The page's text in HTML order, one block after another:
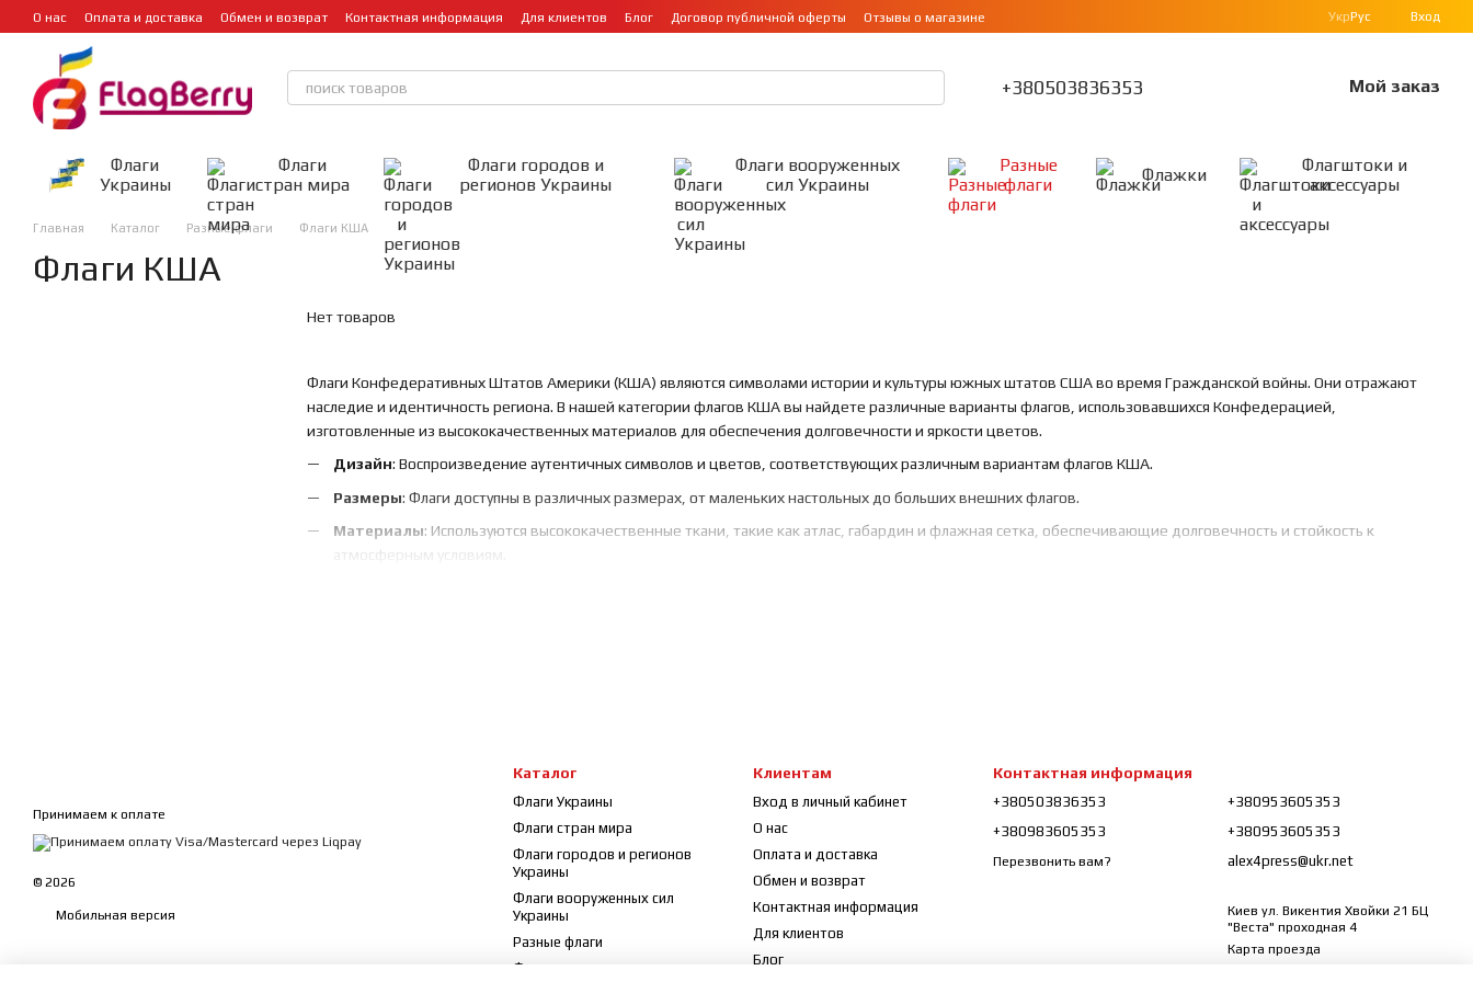
Перейти к основному контенту
О нас Оплата и доставка Обмен и возврат Контактная информация Для клиентов Блог Договор публичной оферты Отзывы о магазине УкрРус Вход
+380503836353 Мой заказ
Флаги
Украины
Флаги
стран мира
Флаги городов и
регионов Украины
Флаги вооруженных
сил Украины
Разные
флаги
Флажки
Флагштоки и
аксессуары
Главная Каталог Разные флаги Флаги КША
Флаги КША
Флаги Конфедеративных Штатов Америки (КША) являются символами истории и культуры южных штатов США во время Гражданской войны. Они отражают
наследие и идентичность региона. В нашей категории флагов КША вы найдете различные варианты флагов, использовавшихся Конфедерацией,
изготовленные из высококачественных материалов для обеспечения долговечности и яркости цветов.
Дизайн: Воспроизведение аутентичных символов и цветов, соответствующих различным вариантам флагов КША.
Размеры: Флаги доступны в различных размерах, от маленьких настольных до больших внешних флагов.
Материалы: Используются высококачественные ткани, такие как атлас, габардин и флажная сетка, обеспечивающие долговечность и стойкость к
атмосферным условиям.
Нет товаров
Принимаем к оплате
© 2026
Мобильная версия
Каталог
Флаги Украины
Флаги стран мира
Флаги городов и регионов
Украины
Флаги вооруженных сил
Украины
Разные флаги
Флажки
Клиентам
Вход в личный кабинет
О нас
Оплата и доставка
Обмен и возврат
Контактная информация
Для клиентов
Блог
Контактная информация
+380503836353
+380983605353
Перезвонить вам?
+380953605353
+380953605353
alex4press@ukr.net
Киев ул. Викентия Хвойки 21 БЦ
"Веста" проходная 4
Карта проезда